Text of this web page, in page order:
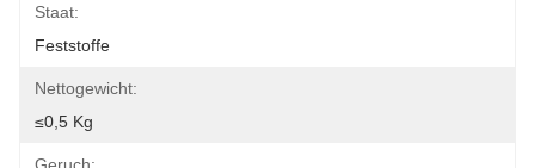
Staat:
Feststoffe
Nettogewicht:
≤0,5 Kg